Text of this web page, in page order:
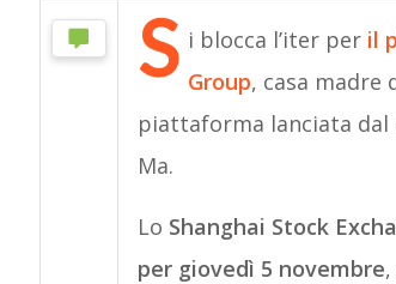
S i blocca l’iter per il
Group, casa madre
piattaforma lanciata dal
Ma.
Lo Shanghai Stock
per giovedì 5 novembre